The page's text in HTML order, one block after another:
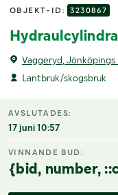
OBJEKT-ID: 3230867
Vaggeryd, Jönköpings
Lantbruk/skogsbruk
AVSLUTADES:
17 juni 10:57
VINNANDE BUD:
{bid, number,